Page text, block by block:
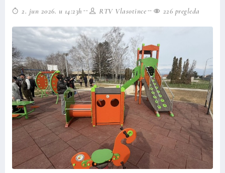
2. jun 2026. u 14:23h RTV Vlasotince 226 pregleda